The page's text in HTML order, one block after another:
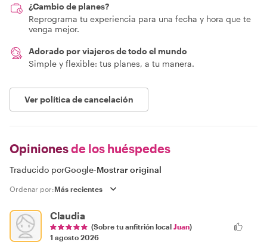
¿Cambio de planes?
Reprograma tu experiencia para una fecha y hora que te
venga mejor.
Adorado por viajeros de todo el mundo
Simple y flexible: tus planes, a tu manera.
Ver política de cancelación
Opinionesde los huéspedes
Traducido porGoogle-Mostrar original
Ordenar por:
Claudia
(Sobre tu anfitrión local Juan)
1 agosto 2026